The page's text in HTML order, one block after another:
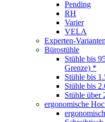
Pending
RH
Varier
VELA
Experten-Varianten
Bürostühle
Stühle bis
Grenze) *
Stühle bis
Stühle bis
Stühle über
ergonomische